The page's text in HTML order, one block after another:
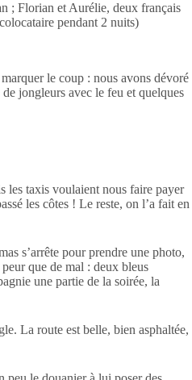
; Florian et Aurélie, deux français
pendant 2 nuits)
le coup : nous avons dévoré
jongleurs avec le feu et quelques
les taxis voulaient nous faire payer
les côtes ! Le reste, on l’a fait en
s’arrête pour prendre une photo,
que de mal : deux bleus
une partie de la soirée, la
La route est belle, bien asphaltée,